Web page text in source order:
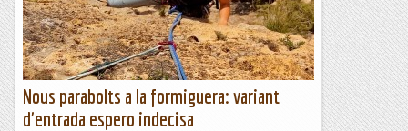
Nous parabolts a la formiguera: variant
d'entrada espero indecisa